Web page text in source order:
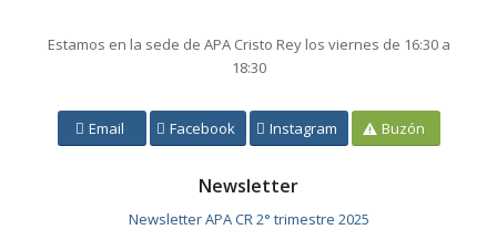
Estamos en la sede de APA Cristo Rey los viernes de 16:30 a
18:30
Email Facebook Instagram Buzón
Newsletter
Newsletter APA CR 2° trimestre 2025